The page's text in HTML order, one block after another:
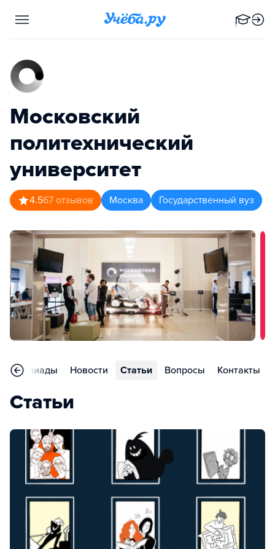
Московский
политехнический
университет
4.567 отзывов Москва Государственный вуз
Олимпиады Новости Статьи Вопросы Контакты
Статьи